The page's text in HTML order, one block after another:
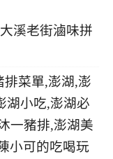
溪老街滷味拼